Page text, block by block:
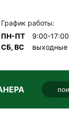
График работы:
ПН-ПТ
9:00-17:00
СБ, ВС
выходные